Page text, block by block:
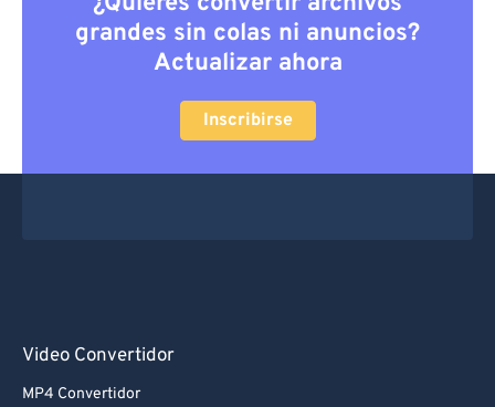
grandes sin colas ni anuncios?
Actualizar ahora
Inscribirse
Video Convertidor
MP4 Convertidor